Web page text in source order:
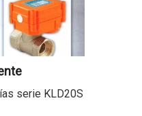
serie KLD20S